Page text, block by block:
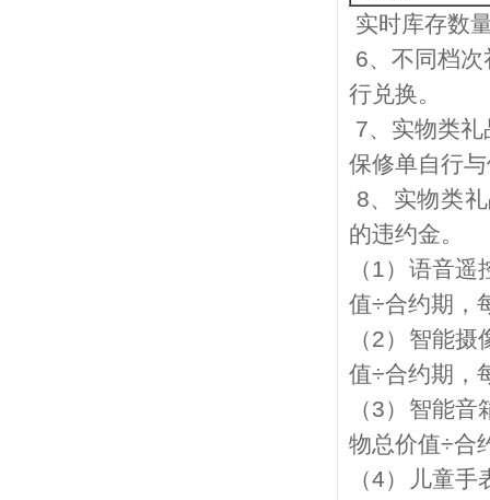
实时库存数
6、不同档
行兑换。
7、实物类
保修单自行
8、实物类
的违约金。
（1）语音遥
值÷合约期，
（2）智能摄
值÷合约期，
（3）智能音
物总价值÷合
（4）儿童手